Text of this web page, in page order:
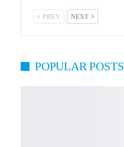
PREV NEXT
POPULAR POSTS